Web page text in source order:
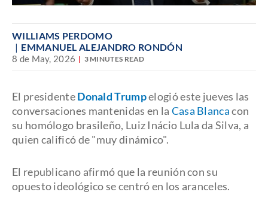
WILLIAMS PERDOMO
EMMANUEL ALEJANDRO RONDÓN
8 de May, 2026 3 MINUTES READ
El presidenteDonald Trumpelogió este jueves las
conversaciones mantenidas en la Casa Blancacon
su homólogo brasileño, Luiz Inácio Lula da Silva, a
quien calificó de "muy dinámico".
El republicano afirmó que la reunión con su
opuesto ideológico se centró en los aranceles.